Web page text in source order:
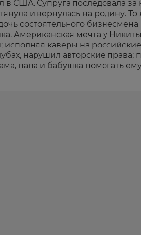
в США. Супруга последовала за
и вернулась на родину. То
состоятельного бизнесмена
Американская мечта у Никиты
каверы на
нарушил авторские права;
папа и бабушка помогать